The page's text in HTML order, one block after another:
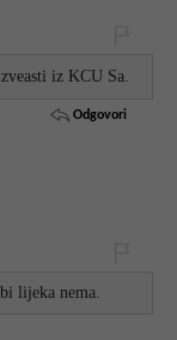
iz KCU Sa.
Odgovori
lijeka nema.